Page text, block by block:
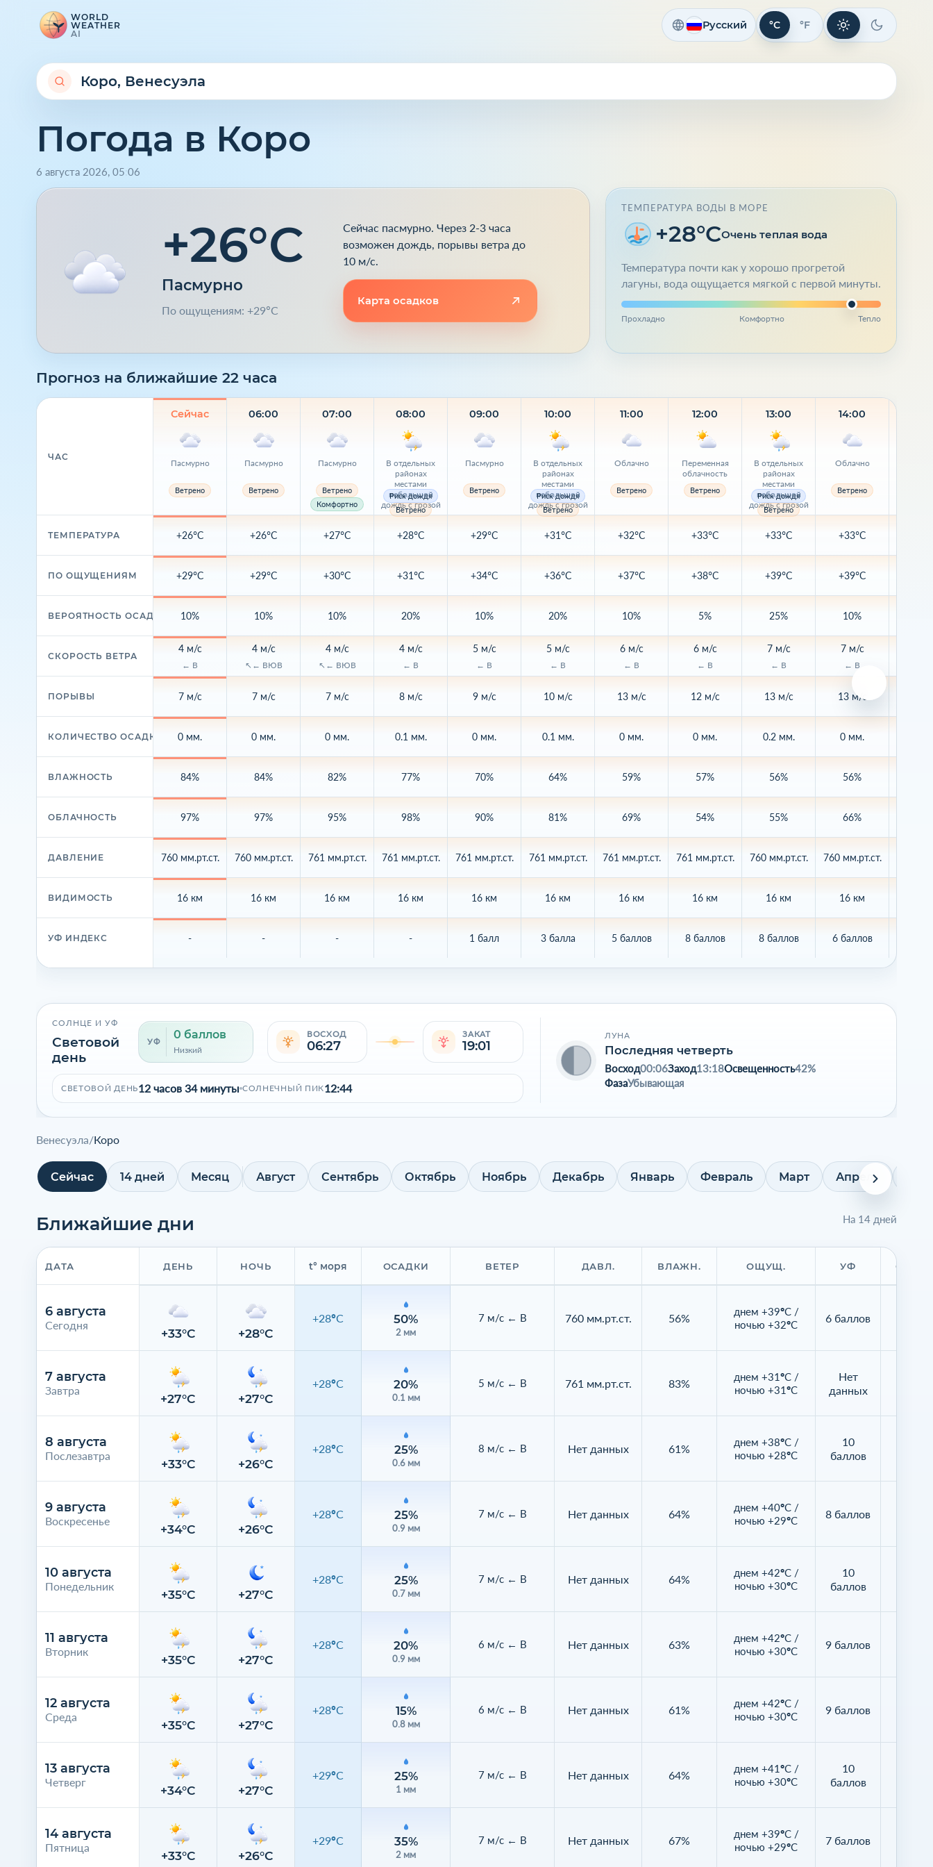
WORLD
WEATHER
AI
Русский °C °F Светлая тема
Темная
Погода в Коро
6 августа 2026, 05 :06
+26°C
Пасмурно
По ощущениям: +29°C
Сейчас пасмурно. Через 2-3 часа
возможен дождь, порывы ветра до
10 м/с.
Карта осадков
ТЕМПЕРАТУРА ВОДЫ В МОРЕ
+28°CОчень теплая вода
Температура почти как у хорошо прогретой
лагуны, вода ощущается мягкой с первой минуты.
Прохладно Комфортно Тепло
Прогноз на ближайшие 22 часа
ЧАС
ТЕМПЕРАТУРА
ПО ОЩУЩЕНИЯМ
ВЕРОЯТНОСТЬ ОСАДКОВ
СКОРОСТЬ ВЕТРА
ПОРЫВЫ
КОЛИЧЕСТВО ОСАДКОВ
ВЛАЖНОСТЬ
ОБЛАЧНОСТЬ
ДАВЛЕНИЕ
ВИДИМОСТЬ
УФ ИНДЕКС
Сейчас
Пасмурно
Ветрено
+26°C
+29°C
10%
4 м/с
← В
7 м/с
0 мм.
84%
97%
760 мм.рт.ст.
16 км
-
06:00
Пасмурно
Ветрено
+26°C
+29°C
10%
4 м/с
↖← ВЮВ
7 м/с
0 мм.
84%
97%
760 мм.рт.ст.
16 км
-
07:00
Пасмурно
Ветрено
Комфортно
+27°C
+30°C
10%
4 м/с
↖← ВЮВ
7 м/с
0 мм.
82%
95%
761 мм.рт.ст.
16 км
-
08:00
В отдельных
районах
местами
небольшой
дождь с грозой
Риск дождя
Ветрено
+28°C
+31°C
20%
4 м/с
← В
8 м/с
0.1 мм.
77%
98%
761 мм.рт.ст.
16 км
-
09:00
Пасмурно
Ветрено
+29°C
+34°C
10%
5 м/с
← В
9 м/с
0 мм.
70%
90%
761 мм.рт.ст.
16 км
1 балл
10:00
В отдельных
районах
местами
небольшой
дождь с грозой
Риск дождя
Ветрено
+31°C
+36°C
20%
5 м/с
← В
10 м/с
0.1 мм.
64%
81%
761 мм.рт.ст.
16 км
3 балла
11:00
Облачно
Ветрено
+32°C
+37°C
10%
6 м/с
← В
13 м/с
0 мм.
59%
69%
761 мм.рт.ст.
16 км
5 баллов
12:00
Переменная
облачность
Ветрено
+33°C
+38°C
5%
6 м/с
← В
12 м/с
0 мм.
57%
54%
761 мм.рт.ст.
16 км
8 баллов
13:00
В отдельных
районах
местами
небольшой
дождь с грозой
Риск дождя
Ветрено
+33°C
+39°C
25%
7 м/с
← В
13 м/с
0.2 мм.
56%
55%
760 мм.рт.ст.
16 км
8 баллов
14:00
Облачно
Ветрено
+33°C
+39°C
10%
7 м/с
← В
13 м/с
0 мм.
56%
66%
760 мм.рт.ст.
16 км
6 баллов
СОЛНЦЕ И УФ
Световой
день
УФ
0 баллов
Низкий
ВОСХОД
06:27
ЗАКАТ
19:01
СВЕТОВОЙ ДЕНЬ12 часов 34 минуты СОЛНЕЧНЫЙ ПИК12:44
ЛУНА
Последняя четверть
Восход00:06Заход13:18Освещенность42%
ФазаУбывающая
Венесуэла/Коро
Сейчас 14 дней Месяц Август Сентябрь Октябрь Ноябрь Декабрь Январь Февраль Март Апрель
Ближайшие дни На 14 дней
ДАТА
6 августа
Сегодня
7 августа
Завтра
8 августа
Послезавтра
9 августа
Воскресенье
10 августа
Понедельник
11 августа
Вторник
12 августа
Среда
13 августа
Четверг
14 августа
Пятница
ДЕНЬ НОЧЬ t° моря ОСАДКИ ВЕТЕР ДАВЛ. ВЛАЖН. ОЩУЩ. УФ
+33°C +28°C
+28°C 50%
2 мм
7 м/с ← В 760 мм.рт.ст. 56%
днем +39°C /
ночью +32°C
6 баллов
+27°C +27°C
+28°C 20%
0.1 мм
5 м/с ← В 761 мм.рт.ст. 83%
днем +31°C /
ночью +31°C
Нет
данных
+33°C +26°C
+28°C 25%
0.6 мм
8 м/с ← В Нет данных 61%
днем +38°C /
ночью +28°C
10
баллов
+34°C +26°C
+28°C 25%
0.9 мм
7 м/с ← В Нет данных 64%
днем +40°C /
ночью +29°C
8 баллов
+35°C +27°C
+28°C 25%
0.7 мм
7 м/с ← В Нет данных 64%
днем +42°C /
ночью +30°C
10
баллов
+35°C +27°C
+28°C 20%
0.9 мм
6 м/с ← В Нет данных 63%
днем +42°C /
ночью +30°C
9 баллов
+35°C +27°C
+28°C 15%
0.8 мм
6 м/с ← В Нет данных 61%
днем +42°C /
ночью +30°C
9 баллов
+34°C +27°C
+29°C 25%
1 мм
7 м/с ← В Нет данных 64%
днем +41°C /
ночью +30°C
10
баллов
+33°C +26°C
+29°C 35%
2 мм
7 м/с ← В Нет данных 67%
днем +39°C /
ночью +29°C
7 баллов